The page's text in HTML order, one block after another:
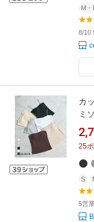
M・
8/10
カ
ミ
ッ
便
25
S
5営